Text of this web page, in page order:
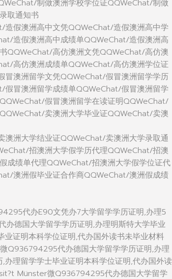
制做澳洲学校学位证QQWeChat/制做
取通知书
假澳洲高中文凭QQWeChat/造假澳洲高中学
造假澳洲高中成绩单QQWeChat/造假澳洲高
QQWeChat/高仿澳洲文凭QQWeChat/高仿澳
高仿澳洲成绩单QQWeChat/高仿澳洲学位证
澳洲留学文凭QQWeChat/假冒澳洲留学学历
冒澳洲留学成绩单QQWeChat/假冒澳洲留学
假冒澳洲留学在读证明QQWeChat/
卖澳洲大学毕业证QQWeChat/卖澳
洲大学结业证QQWeChat/卖澳洲大学录取通
招澳洲大学假学历代理QQWeChat/招澳
成绩单代理QQWeChat/招澳洲大学假学位证代
澳洲假毕业证合作商QQWeChat/澳洲假成绩
代办E90文凭办7大学留学学历证明,办理5
德国大学留学学历证明,办理明斯特大学毕业
证明本科学位证明,代办国外读书未毕业材料
Q936794295代办德国大学留学学历证明,办理
理留学学士毕业证明本科学位证明,代办国外读
Münster微Q936794295代办德国大学留学